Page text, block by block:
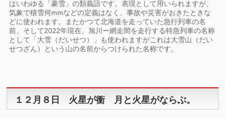
はいわゆる「豪雪」の類義語です。表現として用いられますが、
気象で積雪何mmなどの定義はなく、事故や災害がおきたときな
どに使われます。またかつて北海道を走っていた急行列車の名
前、そして2022年現在、旭川ー網走間を走行する特急列車の名称
として「大雪（だいせつ）」も使われますがこれは大雪山（だい
せつざん）という山の名前からつけられた名称です。
１２月８日 火星が衝 月と火星がならぶ。